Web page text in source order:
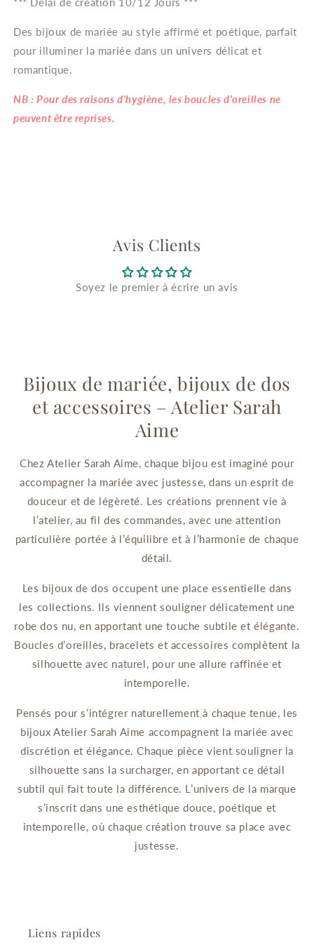
Des bijoux de mariée au style affirmé et poétique, parfait
pour illuminer la mariée dans un univers délicat et
romantique.
NB : Pour des raisons d'hygiène, les boucles d'oreilles ne
peuvent être reprises.
Avis Clients
Soyez le premier à écrire un avis
Bijoux de mariée, bijoux de dos
et accessoires – Atelier Sarah
Aime
Chez Atelier Sarah Aime, chaque bijou est imaginé pour
accompagner la mariée avec justesse, dans un esprit de
douceur et de légèreté. Les créations prennent vie à
l’atelier, au fil des commandes, avec une attention
particulière portée à l’équilibre et à l’harmonie de chaque
détail.
Les bijoux de dos occupent une place essentielle dans
les collections. Ils viennent souligner délicatement une
robe dos nu, en apportant une touche subtile et élégante.
Boucles d’oreilles, bracelets et accessoires complètent la
silhouette avec naturel, pour une allure raffinée et
intemporelle.
Pensés pour s’intégrer naturellement à chaque tenue, les
bijoux Atelier Sarah Aime accompagnent la mariée avec
discrétion et élégance. Chaque pièce vient souligner la
silhouette sans la surcharger, en apportant ce détail
subtil qui fait toute la différence. L’univers de la marque
s’inscrit dans une esthétique douce, poétique et
intemporelle, où chaque création trouve sa place avec
justesse.
Liens rapides